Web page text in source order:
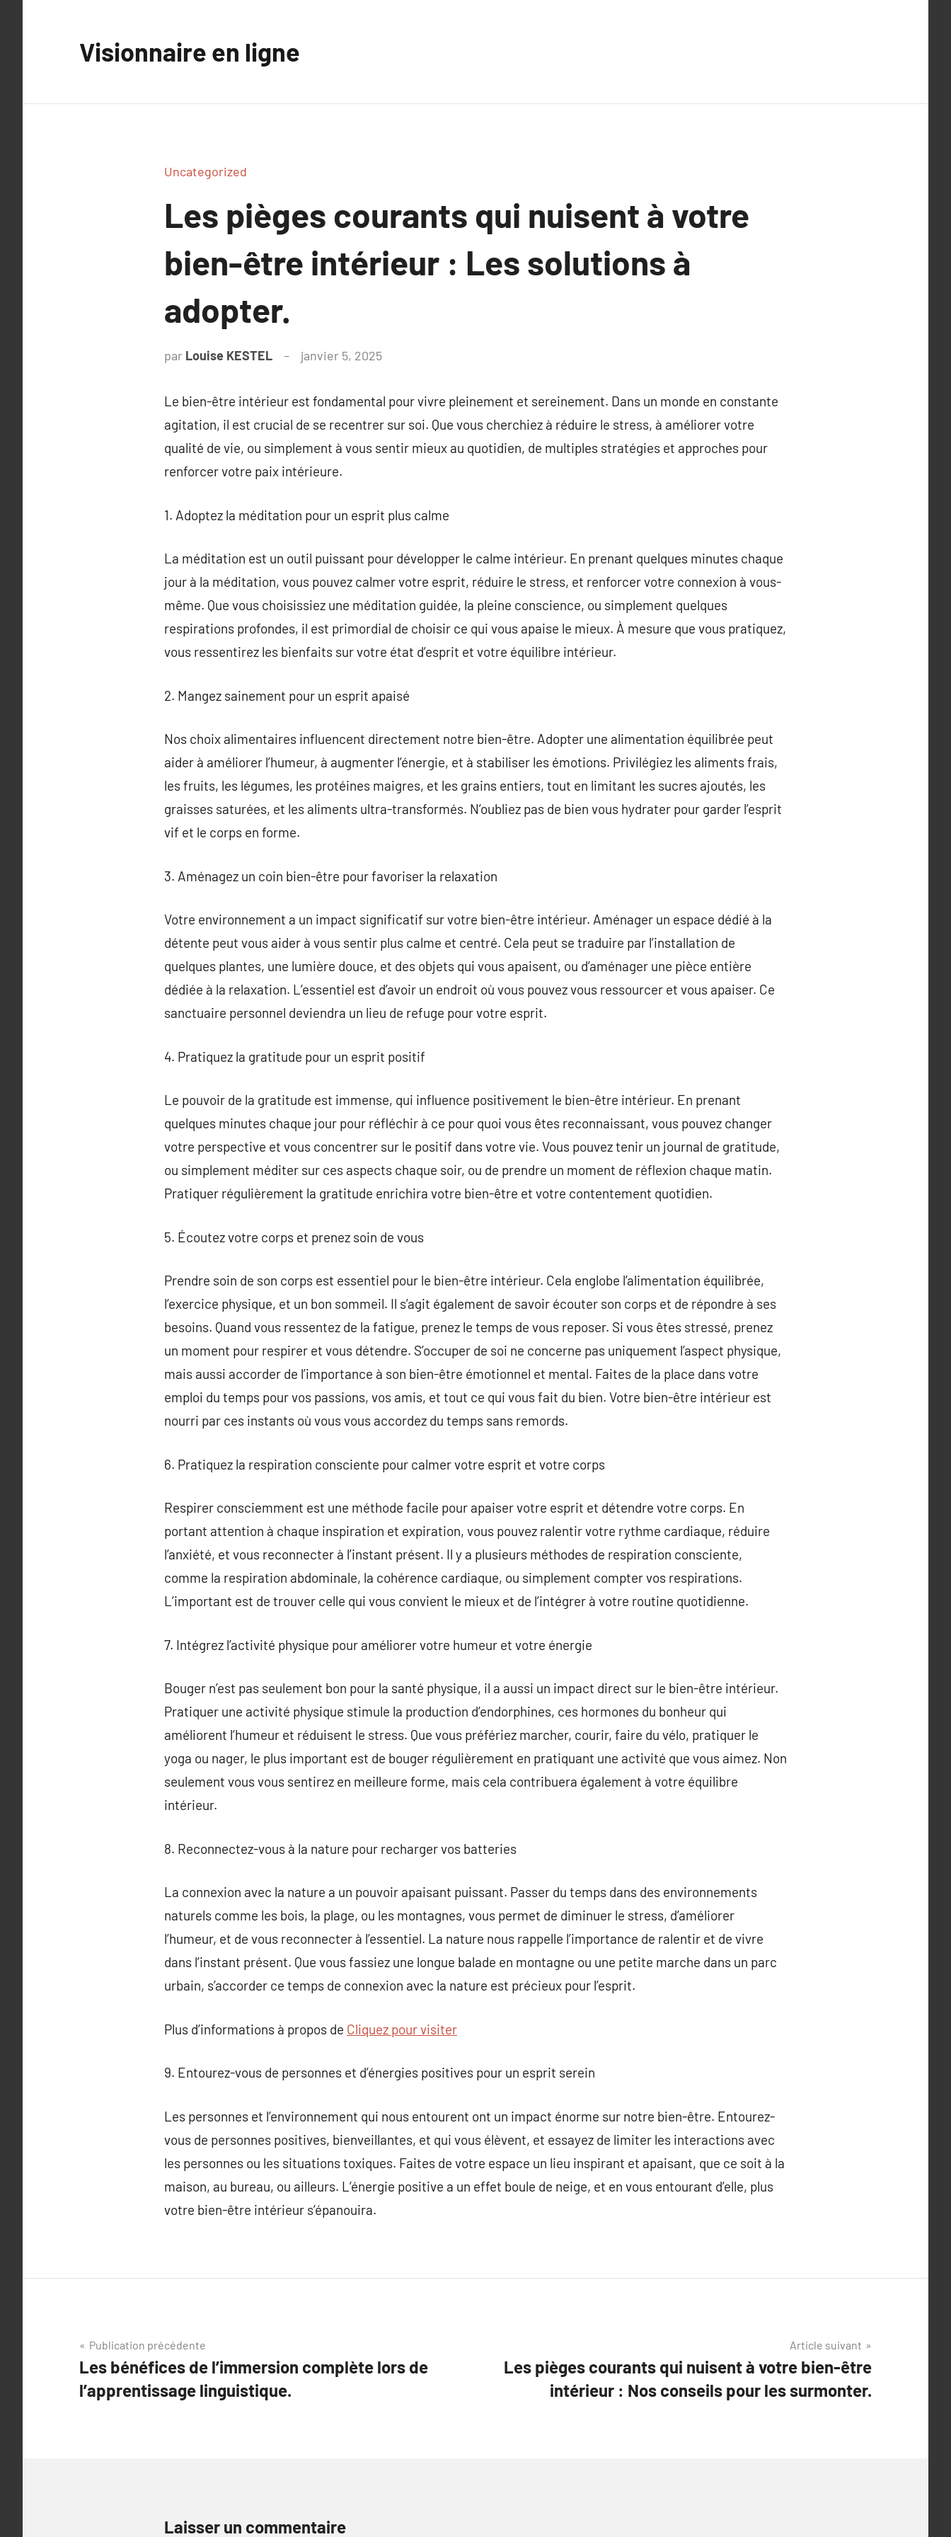
Visionnaire en ligne
Uncategorized
Les pièges courants qui nuisent à votre
bien-être intérieur : Les solutions à
adopter.
par Louise KESTEL janvier 5, 2025
Le bien-être intérieur est fondamental pour vivre pleinement et sereinement. Dans un monde en constante
agitation, il est crucial de se recentrer sur soi. Que vous cherchiez à réduire le stress, à améliorer votre
qualité de vie, ou simplement à vous sentir mieux au quotidien, de multiples stratégies et approches pour
renforcer votre paix intérieure.
1. Adoptez la méditation pour un esprit plus calme
La méditation est un outil puissant pour développer le calme intérieur. En prenant quelques minutes chaque
jour à la méditation, vous pouvez calmer votre esprit, réduire le stress, et renforcer votre connexion à vous-
même. Que vous choisissiez une méditation guidée, la pleine conscience, ou simplement quelques
respirations profondes, il est primordial de choisir ce qui vous apaise le mieux. À mesure que vous pratiquez,
vous ressentirez les bienfaits sur votre état d’esprit et votre équilibre intérieur.
2. Mangez sainement pour un esprit apaisé
Nos choix alimentaires influencent directement notre bien-être. Adopter une alimentation équilibrée peut
aider à améliorer l’humeur, à augmenter l’énergie, et à stabiliser les émotions. Privilégiez les aliments frais,
les fruits, les légumes, les protéines maigres, et les grains entiers, tout en limitant les sucres ajoutés, les
graisses saturées, et les aliments ultra-transformés. N’oubliez pas de bien vous hydrater pour garder l’esprit
vif et le corps en forme.
3. Aménagez un coin bien-être pour favoriser la relaxation
Votre environnement a un impact significatif sur votre bien-être intérieur. Aménager un espace dédié à la
détente peut vous aider à vous sentir plus calme et centré. Cela peut se traduire par l’installation de
quelques plantes, une lumière douce, et des objets qui vous apaisent, ou d’aménager une pièce entière
dédiée à la relaxation. L’essentiel est d’avoir un endroit où vous pouvez vous ressourcer et vous apaiser. Ce
sanctuaire personnel deviendra un lieu de refuge pour votre esprit.
4. Pratiquez la gratitude pour un esprit positif
Le pouvoir de la gratitude est immense, qui influence positivement le bien-être intérieur. En prenant
quelques minutes chaque jour pour réfléchir à ce pour quoi vous êtes reconnaissant, vous pouvez changer
votre perspective et vous concentrer sur le positif dans votre vie. Vous pouvez tenir un journal de gratitude,
ou simplement méditer sur ces aspects chaque soir, ou de prendre un moment de réflexion chaque matin.
Pratiquer régulièrement la gratitude enrichira votre bien-être et votre contentement quotidien.
5. Écoutez votre corps et prenez soin de vous
Prendre soin de son corps est essentiel pour le bien-être intérieur. Cela englobe l’alimentation équilibrée,
l’exercice physique, et un bon sommeil. Il s’agit également de savoir écouter son corps et de répondre à ses
besoins. Quand vous ressentez de la fatigue, prenez le temps de vous reposer. Si vous êtes stressé, prenez
un moment pour respirer et vous détendre. S’occuper de soi ne concerne pas uniquement l’aspect physique,
mais aussi accorder de l’importance à son bien-être émotionnel et mental. Faites de la place dans votre
emploi du temps pour vos passions, vos amis, et tout ce qui vous fait du bien. Votre bien-être intérieur est
nourri par ces instants où vous vous accordez du temps sans remords.
6. Pratiquez la respiration consciente pour calmer votre esprit et votre corps
Respirer consciemment est une méthode facile pour apaiser votre esprit et détendre votre corps. En
portant attention à chaque inspiration et expiration, vous pouvez ralentir votre rythme cardiaque, réduire
l’anxiété, et vous reconnecter à l’instant présent. Il y a plusieurs méthodes de respiration consciente,
comme la respiration abdominale, la cohérence cardiaque, ou simplement compter vos respirations.
L’important est de trouver celle qui vous convient le mieux et de l’intégrer à votre routine quotidienne.
7. Intégrez l’activité physique pour améliorer votre humeur et votre énergie
Bouger n’est pas seulement bon pour la santé physique, il a aussi un impact direct sur le bien-être intérieur.
Pratiquer une activité physique stimule la production d’endorphines, ces hormones du bonheur qui
améliorent l’humeur et réduisent le stress. Que vous préfériez marcher, courir, faire du vélo, pratiquer le
yoga ou nager, le plus important est de bouger régulièrement en pratiquant une activité que vous aimez. Non
seulement vous vous sentirez en meilleure forme, mais cela contribuera également à votre équilibre
intérieur.
8. Reconnectez-vous à la nature pour recharger vos batteries
La connexion avec la nature a un pouvoir apaisant puissant. Passer du temps dans des environnements
naturels comme les bois, la plage, ou les montagnes, vous permet de diminuer le stress, d’améliorer
l’humeur, et de vous reconnecter à l’essentiel. La nature nous rappelle l’importance de ralentir et de vivre
dans l’instant présent. Que vous fassiez une longue balade en montagne ou une petite marche dans un parc
urbain, s’accorder ce temps de connexion avec la nature est précieux pour l’esprit.
Plus d’informations à propos de Cliquez pour visiter
9. Entourez-vous de personnes et d’énergies positives pour un esprit serein
Les personnes et l’environnement qui nous entourent ont un impact énorme sur notre bien-être. Entourez-
vous de personnes positives, bienveillantes, et qui vous élèvent, et essayez de limiter les interactions avec
les personnes ou les situations toxiques. Faites de votre espace un lieu inspirant et apaisant, que ce soit à la
maison, au bureau, ou ailleurs. L’énergie positive a un effet boule de neige, et en vous entourant d’elle, plus
votre bien-être intérieur s’épanouira.
Navigation
de
l’article
Publication précédente
Les bénéfices de l’immersion complète lors de
l’apprentissage linguistique.
Article suivant
Les pièges courants qui nuisent à votre bien-être
intérieur : Nos conseils pour les surmonter.
Laisser un commentaire